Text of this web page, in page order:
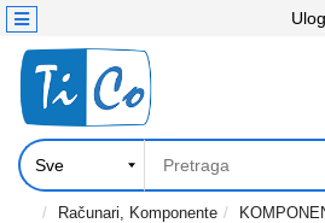
KATEGORIJE
Računari,
Komponente
Laptop
Kontakt
Računari, Komponente